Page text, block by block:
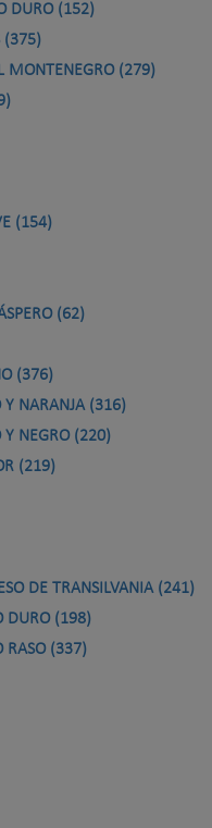
DURO (152)
(375)
MONTENEGRO (279)
(154)
(62)
(376)
Y NARANJA (316)
Y NEGRO (220)
(219)
DE TRANSILVANIA (241)
DURO (198)
RASO (337)